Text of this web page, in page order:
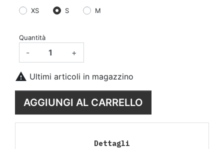
XS
S M
Quantità
- +
 Ultimi articoli in magazzino
AGGIUNGI AL CARRELLO
Dettagli